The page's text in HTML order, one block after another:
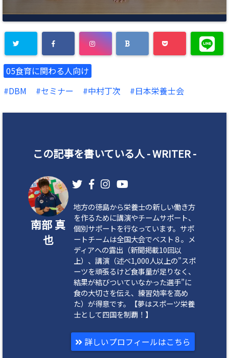
05食育に関わる人向け
DBM
セミナー 中村丁次 日本栄養士会
この記事を書いている人 -WRITER-
南部 真
也
地方の徳島から栄養士の新しい働き方
を作るために講演やチームサポート、
個別サポートを行なっています。サポ
ートチームは全国大会でベスト８。メ
ディアへの露出（新聞掲載10回以
上）、講演（述べ1,000人以上の”スポ
ーツを頑張るけど食事量が足りなく、
結果が結びついていなかった選手”に
食の大切さを伝え、練習効率を高め
た）が得意です。【夢はスポーツ栄養
士として四国を制覇！】
詳しいプロフィールはこちら